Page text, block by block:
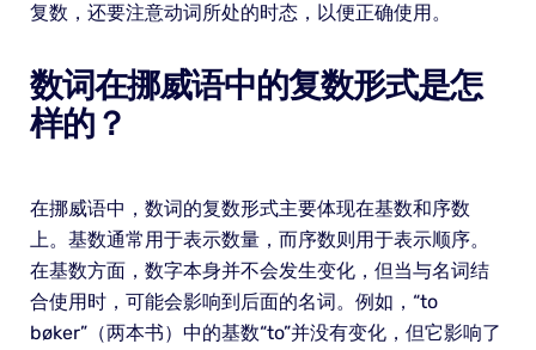
复数，还要注意动词所处的时态，以便正确使用。
数词在挪威语中的复数形式是怎
样的？
在挪威语中，数词的复数形式主要体现在基数和序数
上。基数通常用于表示数量，而序数则用于表示顺序。
在基数方面，数字本身并不会发生变化，但当与名词结
合使用时，可能会影响到后面的名词。例如，“to
bøker”（两本书）中的基数“to”并没有变化，但它影响了